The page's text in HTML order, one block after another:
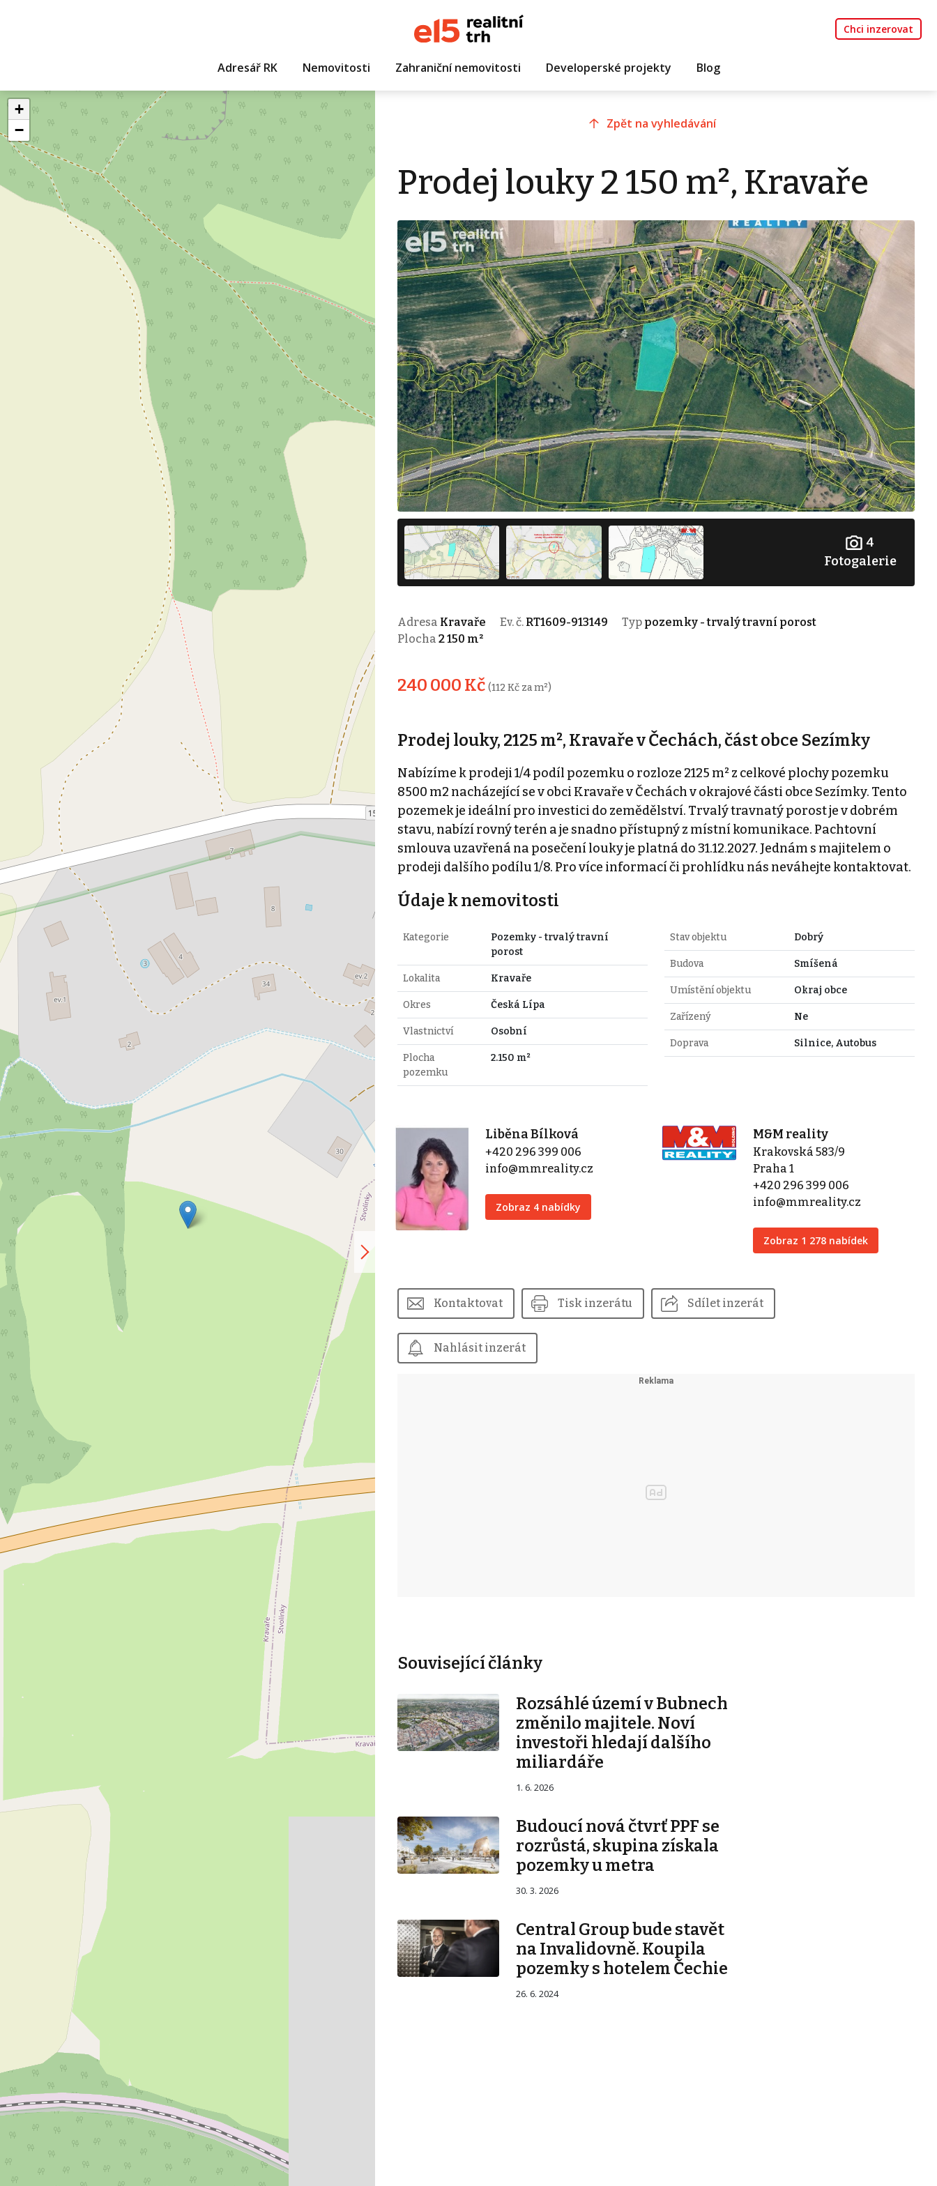
Chci inzerovat
Adresář RK Nemovitosti Zahraniční nemovitosti Developerské projekty Blog
+
−
Zpět na vyhledávání
Prodej louky 2 150 m², Kravaře
4
Fotogalerie
Adresa Kravaře Ev. č. RT1609-913149 Typ pozemky - trvalý travní porost
Plocha 2 150 m²
240 000 Kč (112 Kč za m²)
Prodej louky, 2125 m², Kravaře v Čechách, část obce Sezímky
Nabízíme k prodeji 1/4 podíl pozemku o rozloze 2125 m² z celkové plochy pozemku
8500 m2 nacházející se v obci Kravaře v Čechách v okrajové části obce Sezímky. Tento
pozemek je ideální pro investici do zemědělství. Trvalý travnatý porost je v dobrém
stavu, nabízí rovný terén a je snadno přístupný z místní komunikace. Pachtovní
smlouva uzavřená na posečení louky je platná do 31.12.2027. Jednám s majitelem o
prodeji dalšího podílu 1/8. Pro více informací či prohlídku nás neváhejte kontaktovat.
Údaje k nemovitosti
Kategorie
Pozemky - trvalý travní
porost
Lokalita Kravaře
Okres Česká Lípa
Vlastnictví Osobní
Plocha
pozemku
2.150 m²
Stav objektu Dobrý
Budova Smíšená
Umístění objektu Okraj obce
Zařízený Ne
Doprava Silnice, Autobus
Liběna Bílková
+420 296 399 006
info@mmreality.cz
Zobraz 4 nabídky
M&M reality
Krakovská 583/9
Praha 1
+420 296 399 006
info@mmreality.cz
Zobraz 1 278 nabídek
Kontaktovat Tisk inzerátu Sdílet inzerát
Nahlásit inzerát
Související články
Rozsáhlé území v Bubnech
změnilo majitele. Noví
investoři hledají dalšího
miliardáře
1. 6. 2026
Budoucí nová čtvrť PPF se
rozrůstá, skupina získala
pozemky u metra
30. 3. 2026
Central Group bude stavět
na Invalidovně. Koupila
pozemky s hotelem Čechie
26. 6. 2024